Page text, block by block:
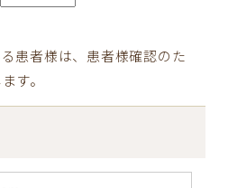
患者様は、患者様確認のた
す。